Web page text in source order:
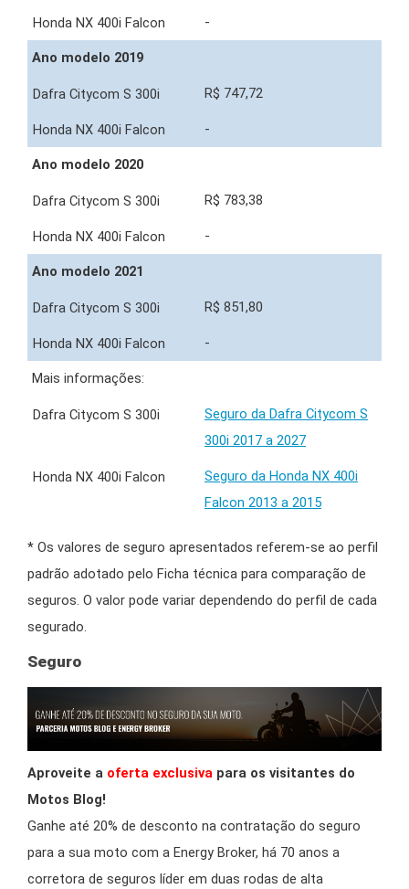
-
Ano modelo 2019
R$ 747,72
-
Ano modelo 2020
R$ 783,38
-
Ano modelo 2021
R$ 851,80
-
Mais informações:
Seguro da Dafra Citycom S
300i 2017 a 2027
Seguro da Honda NX 400i
Falcon 2013 a 2015
* Os valores de seguro apresentados referem-se ao perfil
padrão adotado pelo Ficha técnica para comparação de
seguros. O valor pode variar dependendo do perfil de cada
segurado.
Seguro
Aproveite a oferta exclusiva para os visitantes do
Motos Blog!
Ganhe até 20% de desconto na contratação do seguro
para a sua moto com a Energy Broker, há 70 anos a
corretora de seguros líder em duas rodas de alta